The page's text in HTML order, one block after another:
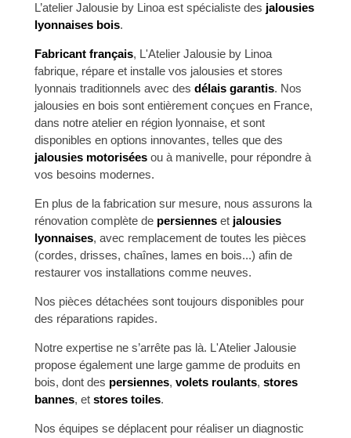
L’atelier Jalousie by Linoa est spécialiste des jalousies
lyonnaises bois.
Fabricant français, L'Atelier Jalousie by Linoa
fabrique, répare et installe vos jalousies et stores
lyonnais traditionnels avec des délais garantis. Nos
jalousies en bois sont entièrement conçues en France,
dans notre atelier en région lyonnaise, et sont
disponibles en options innovantes, telles que des
jalousies motorisées ou à manivelle, pour répondre à
vos besoins modernes.
En plus de la fabrication sur mesure, nous assurons la
rénovation complète de persiennes et jalousies
lyonnaises, avec remplacement de toutes les pièces
(cordes, drisses, chaînes, lames en bois...) afin de
restaurer vos installations comme neuves.
Nos pièces détachées sont toujours disponibles pour
des réparations rapides.
Notre expertise ne s’arrête pas là. L'Atelier Jalousie
propose également une large gamme de produits en
bois, dont des persiennes, volets roulants, stores
bannes, et stores toiles.
Nos équipes se déplacent pour réaliser un diagnostic